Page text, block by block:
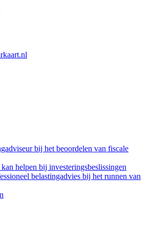
bij het beoordelen van fiscale
helpen bij investeringsbeslissingen
belastingadvies bij het runnen van